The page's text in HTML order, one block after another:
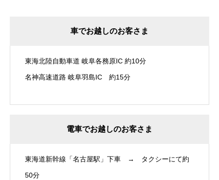
車でお越しのお客さま
東海北陸自動車道 岐阜各務原IC 約10分
名神高速道路 岐阜羽島IC 約15分
電車でお越しのお客さま
東海道新幹線「名古屋駅」下車 → タクシーにて約
50分